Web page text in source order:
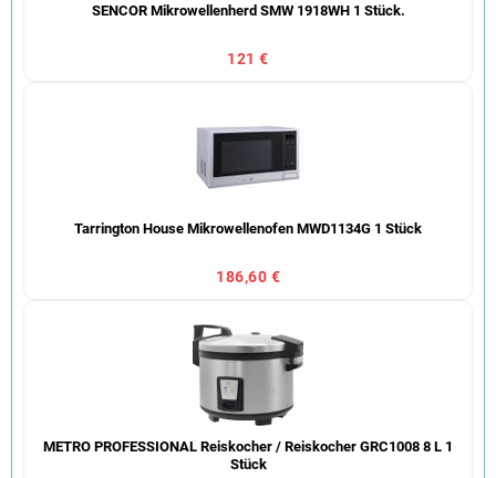
SENCOR Mikrowellenherd SMW 1918WH 1 Stück.
121 €
Tarrington House Mikrowellenofen MWD1134G 1 Stück
186,60 €
METRO PROFESSIONAL Reiskocher / Reiskocher GRC1008 8 L 1
Stück